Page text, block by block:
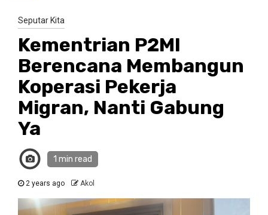
Seputar Kita
Kementrian P2MI
Berencana Membangun
Koperasi Pekerja
Migran, Nanti Gabung
Ya
1 min read
2 years ago Akol